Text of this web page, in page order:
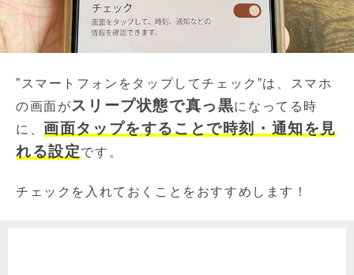
”スマートフォンをタップしてチェック”は、スマホ
の画面がスリープ状態で真っ黒になってる時
に、 画面タップをすることで時刻・通知を見
れる設定です。
チェックを入れておくことをおすすめします！